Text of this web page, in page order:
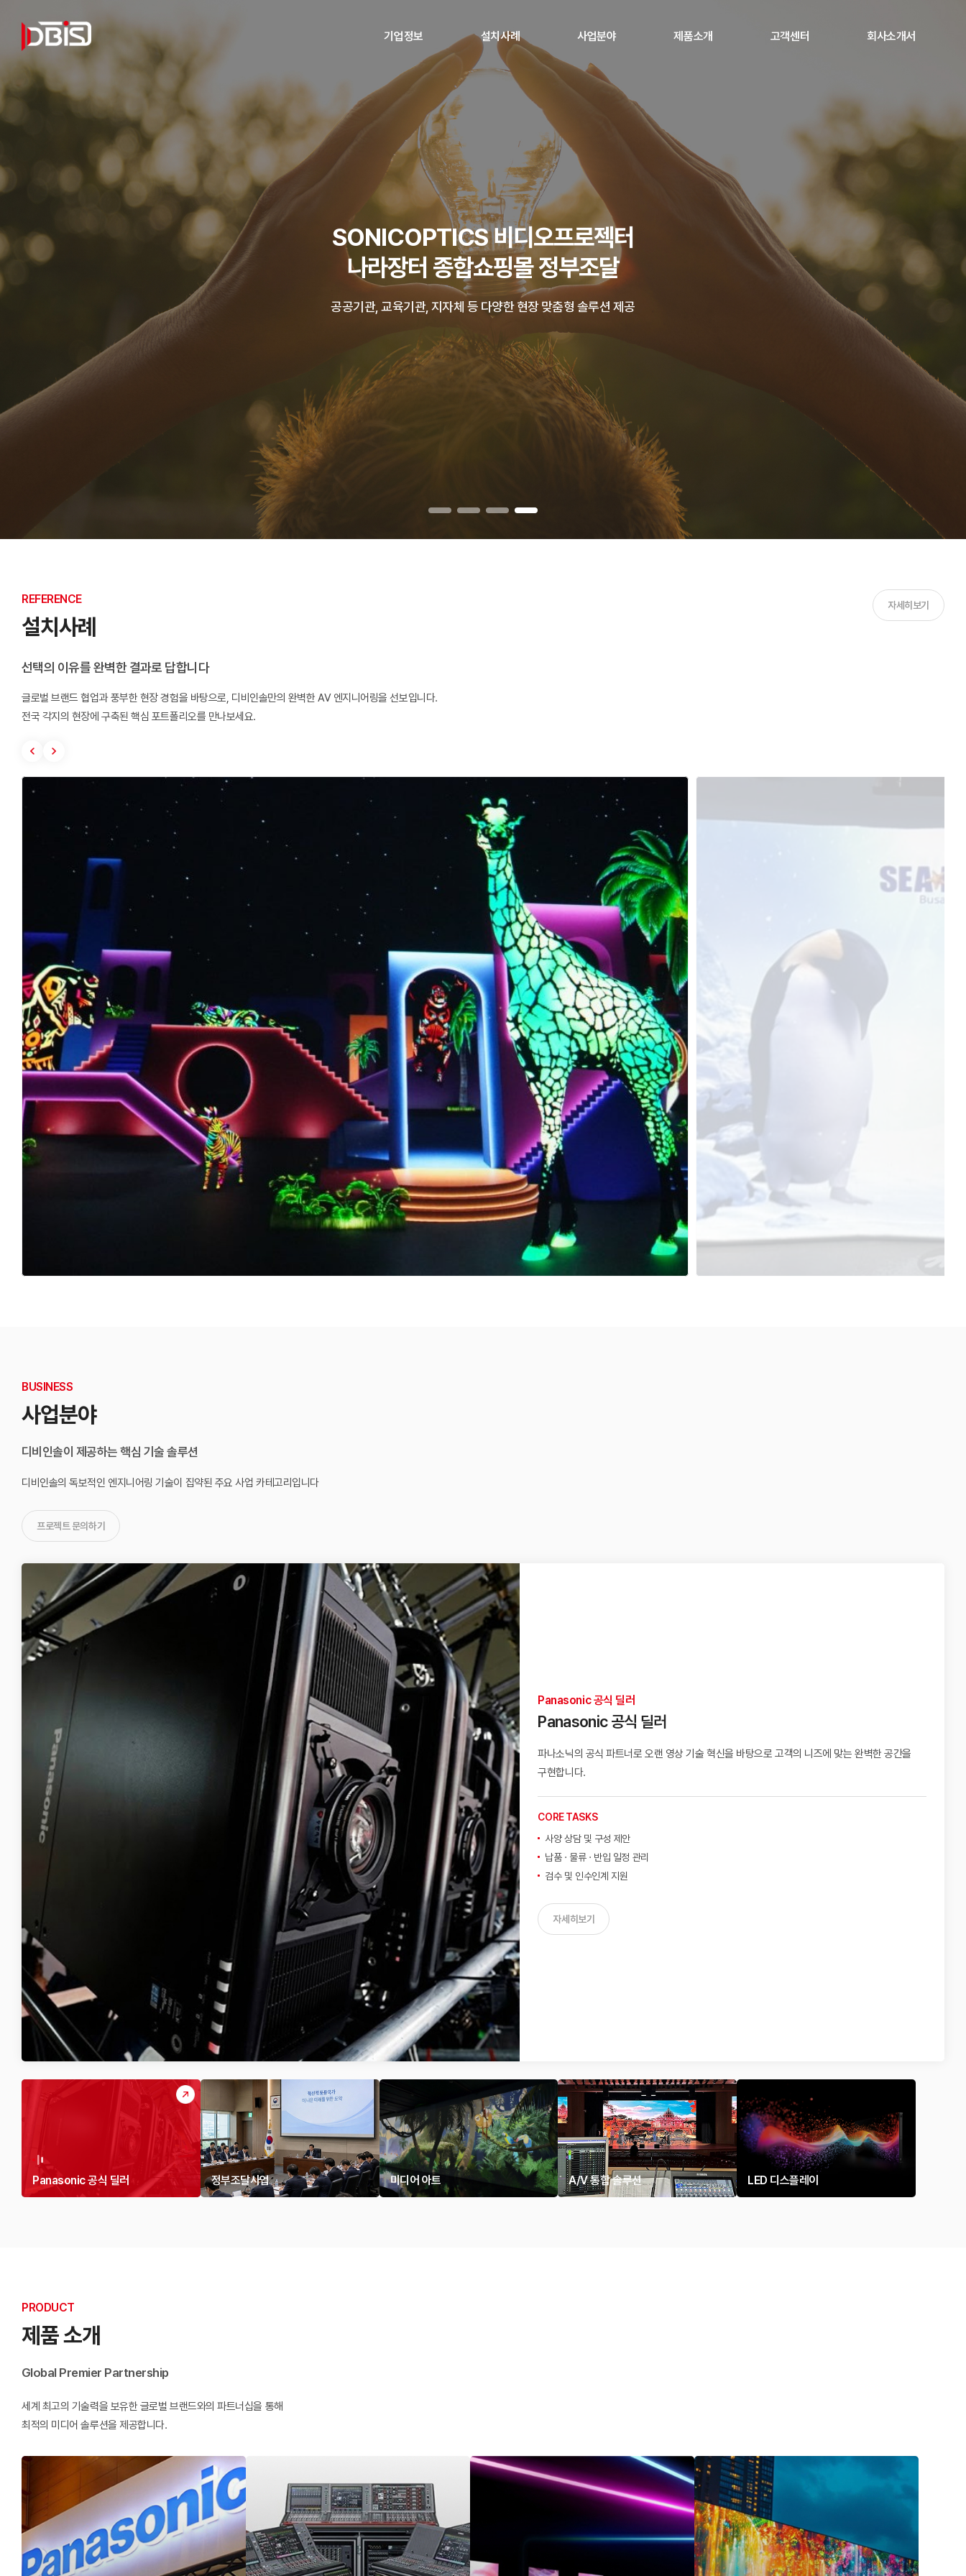
기업정보
회사소개
연혁
설치사례 사업분야
Panasonic 공식딜러
미디어 아트
A/V 통합 솔루션
LED 디스플레이
제품소개
야마하 프로 오디오
하이크비전 LED
소닉옵틱스 프로젝터
고객센터 회사소개서
SONICOPTICS 비디오프로젝터
나라장터 종합쇼핑몰 정부조달
공공기관, 교육기관, 지자체 등 다양한 현장 맞춤형 솔루션 제공
REFERENCE
설치사례
선택의 이유를 완벽한 결과로 답합니다
글로벌 브랜드 협업과 풍부한 현장 경험을 바탕으로, 디비인솔만의 완벽한 AV 엔지니어링을 선보입니다.
전국 각지의 현장에 구축된 핵심 포트폴리오를 만나보세요.
자세히보기
BUSINESS
사업분야
디비인솔이 제공하는 핵심 기술 솔루션
디비인솔의 독보적인 엔지니어링 기술이 집약된 주요 사업 카테고리입니다
프로젝트 문의하기
Panasonic 공식 딜러
Panasonic 공식 딜러
파나소닉의 공식 파트너로 오랜 영상 기술 혁신을 바탕으로 고객의 니즈에 맞는 완벽한 공간을
구현합니다.
CORE TASKS
사양 상담 및 구성 제안
납품 · 물류 · 반입 일정 관리
검수 및 인수인계 지원
자세히보기
Panasonic 공식 딜러 정부조달사업 미디어 아트 A/V 통합 솔루션 LED 디스플레이
PRODUCT
제품 소개
Global Premier Partnership
세계 최고의 기술력을 보유한 글로벌 브랜드와의 파트너십을 통해
최적의 미디어 솔루션을 제공합니다.